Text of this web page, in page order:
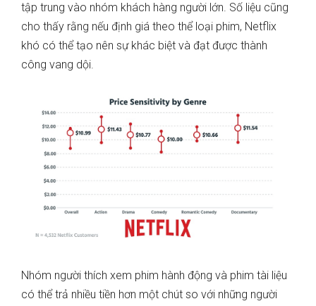
tập trung vào nhóm khách hàng người lớn. Số liệu cũng
cho thấy rằng nếu định giá theo thể loại phim, Netflix
khó có thể tạo nên sự khác biệt và đạt được thành
công vang dội.
Nhóm người thích xem phim hành động và phim tài liệu
có thể trả nhiều tiền hơn một chút so với những người